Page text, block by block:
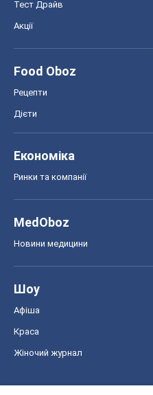
Тест Драйв
Акції
Food Oboz
Рецепти
Дієти
Економіка
Ринки та компанії
MedOboz
Новини медицини
Шоу
Афіша
Краса
Жіночий журнал